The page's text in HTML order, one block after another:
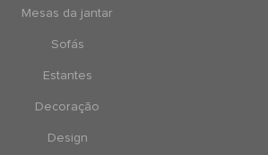
Mesas da jantar
Sofás
Estantes
Decoração
Design